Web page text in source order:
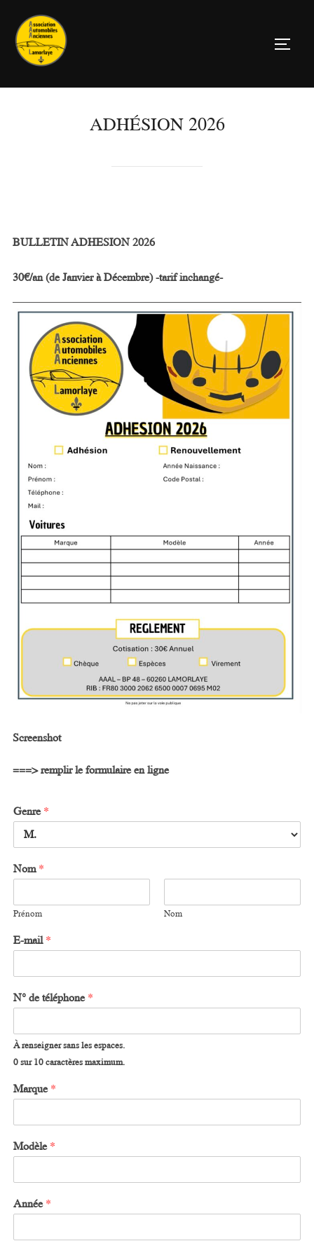
contenu
ADHÉSION 2026
BULLETIN ADHESION 2026
30€/an (de Janvier à Décembre) -tarif inchangé-
Screenshot
===> remplir le formulaire en ligne
Genre *
Nom *
Prénom Nom
E-mail *
N° de téléphone *
À renseigner sans les espaces.
0 sur 10 caractères maximum.
Marque *
Modèle *
Année *